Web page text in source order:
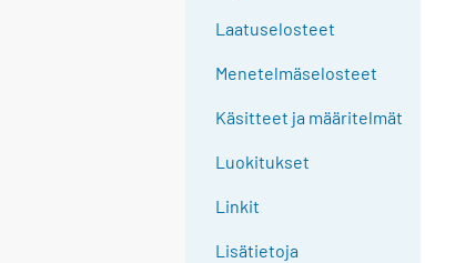
Laatuselosteet
Menetelmäselosteet
Käsitteet ja määritelmät
Luokitukset
Linkit
Lisätietoja